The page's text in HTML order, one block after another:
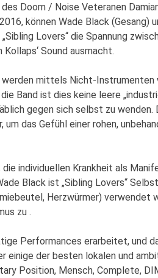
Doom / Noise Veteranen
können Wade Black (Gesang)
Lovers“ die Spannung
Sound ausmacht.
werden mittels Nicht-Instrumenten
Band ist dies keine leere
gegen sich selbst zu wenden.
das Gefühl einer rohen,
individuellen Krankheit als
Black ist „Sibling Lovers“
Herzwürmer) verwendet
zu .
Performances erarbeitet, und
einige der besten lokalen und
Position, Mensch, Complete,